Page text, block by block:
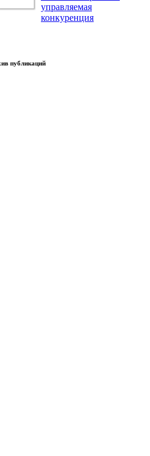
управляемая
конкуренция
публикаций